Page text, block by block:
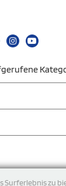
Surferlebnis zu